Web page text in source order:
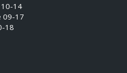
14
09-17
18